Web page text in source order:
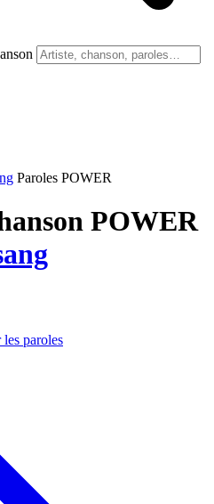
Paroles POWER
POWER
les paroles